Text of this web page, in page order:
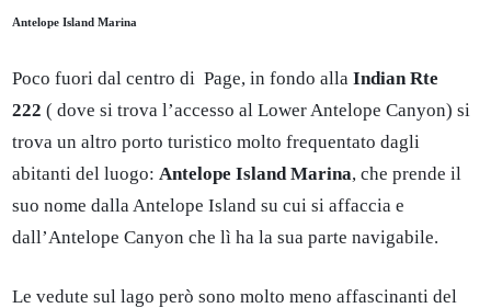
Antelope Island Marina
Poco fuori dal centro di Page, in fondo alla Indian Rte
222 ( dove si trova l’accesso al Lower Antelope Canyon) si
trova un altro porto turistico molto frequentato dagli
abitanti del luogo: Antelope Island Marina, che prende il
suo nome dalla Antelope Island su cui si affaccia e
dall’Antelope Canyon che lì ha la sua parte navigabile.
Le vedute sul lago però sono molto meno affascinanti del